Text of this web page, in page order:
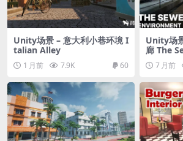
Unity场景 – 意大利小巷环境 I
talian Alley
1 月前 7.9K 60
Unity场
廊 The
ound
idors7 月前